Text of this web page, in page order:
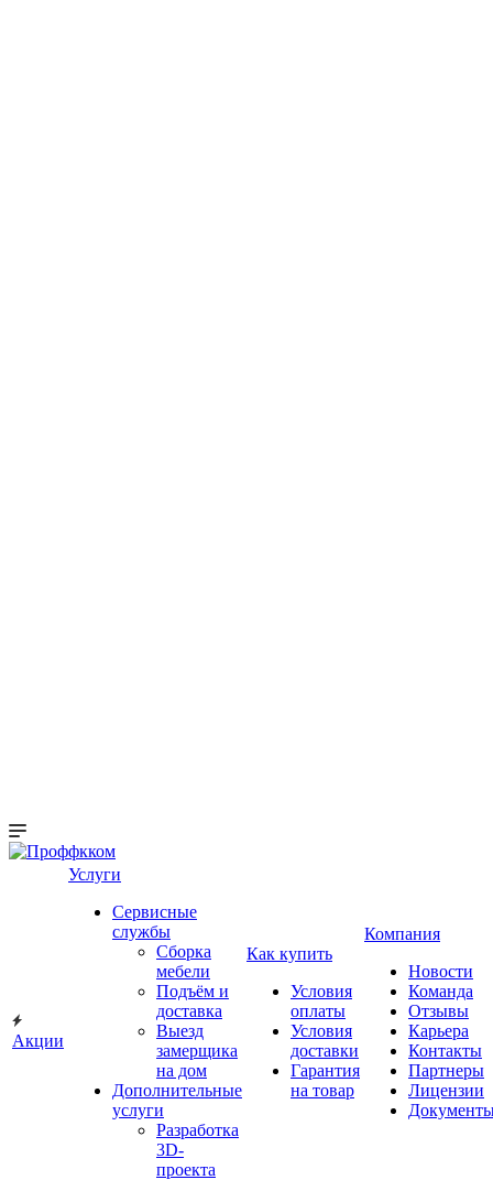
Акции
Услуги
Сервисные
службы
Сборка
мебели
Подъём и
доставка
Выезд
замерщика
на дом
Дополнительные
услуги
Разработка
3D-
проекта
Как купить
Условия
оплаты
Условия
доставки
Гарантия
на товар
Компания
Новости
Команда
Отзывы
Карьера
Контакты
Партнеры
Лицензии